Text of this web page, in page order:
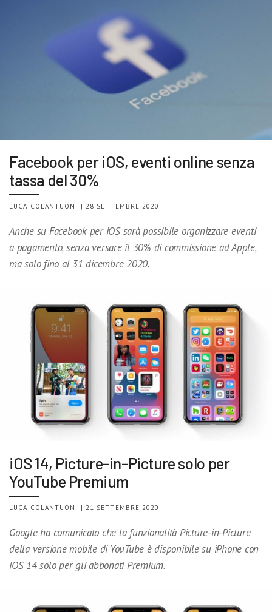
Facebook per iOS, eventi online senza
tassa del 30%
LUCA COLANTUONI | 28 SETTEMBRE 2020
Anche su Facebook per iOS sarà possibile organizzare eventi
a pagamento, senza versare il 30% di commissione ad Apple,
ma solo fino al 31 dicembre 2020.
iOS 14, Picture-in-Picture solo per
YouTube Premium
LUCA COLANTUONI | 21 SETTEMBRE 2020
Google ha comunicato che la funzionalità Picture-in-Picture
della versione mobile di YouTube è disponibile su iPhone con
iOS 14 solo per gli abbonati Premium.